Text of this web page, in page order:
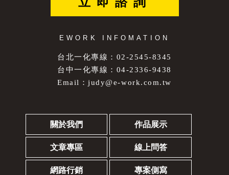
EWORK INFOMATION
台北一化專線：02-2545-8345
台中一化專線：04-2336-9438
Email：judy@e-work.com.tw
關於我們 作品展示
文章專區 線上問答
網路行銷 專案側寫